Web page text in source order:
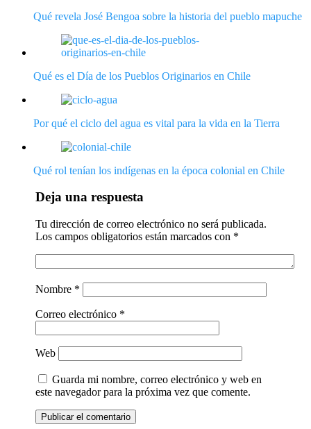
Qué revela José Bengoa sobre la historia del pueblo mapuche
Qué es el Día de los Pueblos Originarios en Chile
Por qué el ciclo del agua es vital para la vida en la Tierra
Qué rol tenían los indígenas en la época colonial en Chile
Deja una respuesta
Tu dirección de correo electrónico no será publicada.
Los campos obligatorios están marcados con *
Nombre *
Correo electrónico *
Web
Guarda mi nombre, correo electrónico y web en
este navegador para la próxima vez que comente.